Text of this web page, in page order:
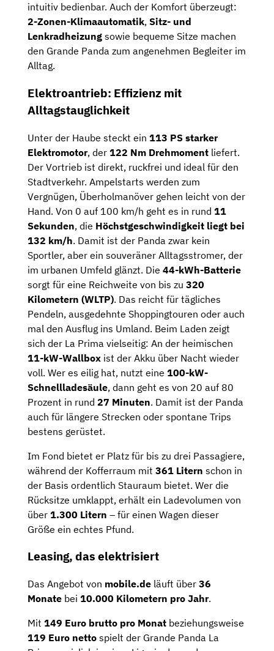
intuitiv bedienbar. Auch der Komfort überzeugt:
2-Zonen-Klimaautomatik, Sitz- und
Lenkradheizung sowie bequeme Sitze machen
den Grande Panda zum angenehmen Begleiter im
Alltag.
Elektroantrieb: Effizienz mit
Alltagstauglichkeit
Unter der Haube steckt ein 113 PS starker
Elektromotor, der 122 Nm Drehmoment liefert.
Der Vortrieb ist direkt, ruckfrei und ideal für den
Stadtverkehr. Ampelstarts werden zum
Vergnügen, Überholmanöver gehen leicht von der
Hand. Von 0 auf 100 km/h geht es in rund 11
Sekunden, die Höchstgeschwindigkeit liegt bei
132 km/h. Damit ist der Panda zwar kein
Sportler, aber ein souveräner Alltagsstromer, der
im urbanen Umfeld glänzt. Die 44-kWh-Batterie
sorgt für eine Reichweite von bis zu 320
Kilometern (WLTP). Das reicht für tägliches
Pendeln, ausgedehnte Shoppingtouren oder auch
mal den Ausflug ins Umland. Beim Laden zeigt
sich der La Prima vielseitig: An der heimischen
11-kW-Wallbox ist der Akku über Nacht wieder
voll. Wer es eilig hat, nutzt eine 100-kW-
Schnellladesäule, dann geht es von 20 auf 80
Prozent in rund 27 Minuten. Damit ist der Panda
auch für längere Strecken oder spontane Trips
bestens gerüstet.
Im Fond bietet er Platz für bis zu drei Passagiere,
während der Kofferraum mit 361 Litern schon in
der Basis ordentlich Stauraum bietet. Wer die
Rücksitze umklappt, erhält ein Ladevolumen von
über 1.300 Litern – für einen Wagen dieser
Größe ein echtes Pfund.
Leasing, das elektrisiert
Das Angebot von mobile.de läuft über 36
Monate bei 10.000 Kilometern pro Jahr.
Mit 149 Euro brutto pro Monat beziehungsweise
119 Euro netto spielt der Grande Panda La